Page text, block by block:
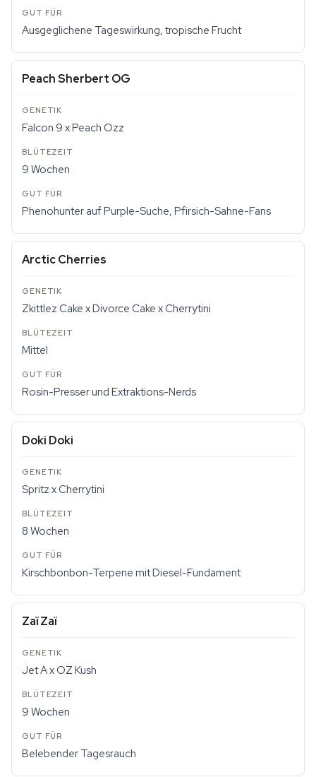
Ausgeglichene Tageswirkung, tropische Frucht
Peach Sherbert OG
Falcon 9 x Peach Ozz
9 Wochen
Phenohunter auf Purple-Suche, Pfirsich-Sahne-Fans
Arctic Cherries
Zkittlez Cake x Divorce Cake x Cherrytini
Mittel
Rosin-Presser und Extraktions-Nerds
Doki Doki
Spritz x Cherrytini
8 Wochen
Kirschbonbon-Terpene mit Diesel-Fundament
Zaï Zaï
Jet A x OZ Kush
9 Wochen
Belebender Tagesrauch